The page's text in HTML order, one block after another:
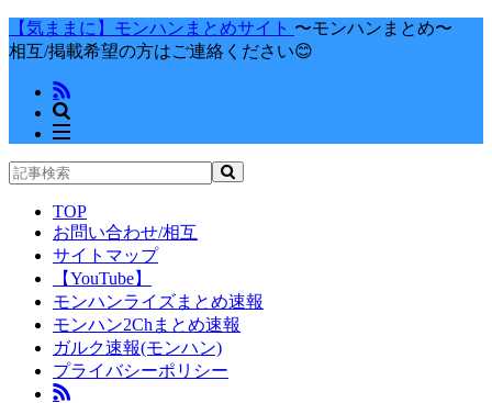
【気ままに】モンハンまとめサイト 〜モンハンまとめ〜
相互/掲載希望の方はご連絡ください😊
TOP
お問い合わせ/相互
サイトマップ
【YouTube】
モンハンライズまとめ速報
モンハン2Chまとめ速報
ガルク速報(モンハン)
プライバシーポリシー